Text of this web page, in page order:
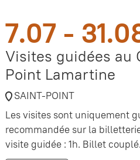
7.07 -
Visites guidées au
Point Lamartine
SAINT-POINT
Les visites sont uniquement
recommandée sur la
visite guidée : 1h. Billet